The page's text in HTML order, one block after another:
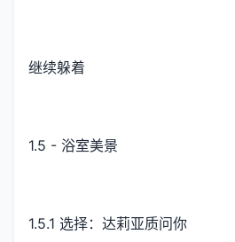
继续躲着
1.5 - 浴室美景
1.5.1 选择：达莉亚质问你